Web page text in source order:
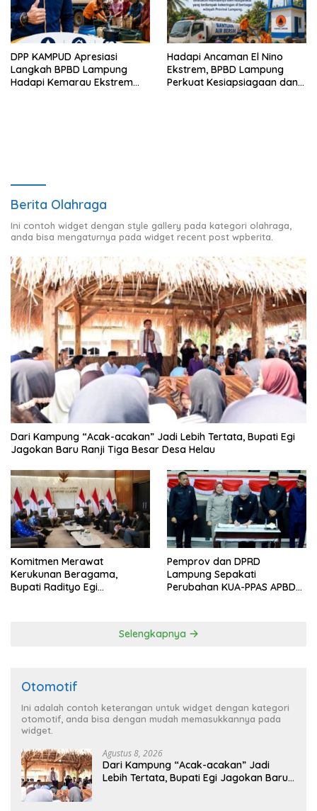
DPP KAMPUD Apresiasi
Langkah BPBD Lampung
Hadapi Kemarau Ekstrem
Hadapi Ancaman El Nino
Ekstrem, BPBD Lampung
Perkuat Kesiapsiagaan dan
Berita Olahraga
Ini contoh widget dengan style gallery pada kategori olahraga,
anda bisa mengaturnya pada widget recent post wpberita.
Dari Kampung “Acak-acakan” Jadi Lebih Tertata, Bupati Egi
Jagokan Baru Ranji Tiga Besar Desa Helau
Komitmen Merawat
Kerukunan Beragama,
Bupati Radityo Egi
Pemprov dan DPRD
Lampung Sepakati
Perubahan KUA-PPAS APBD
Selengkapnya
Otomotif
Ini adalah contoh keterangan untuk widget dengan kategori
otomotif, anda bisa dengan mudah memasukkannya pada
widget.
Agustus 8, 2026
Dari Kampung “Acak-acakan” Jadi
Lebih Tertata, Bupati Egi Jagokan Baru